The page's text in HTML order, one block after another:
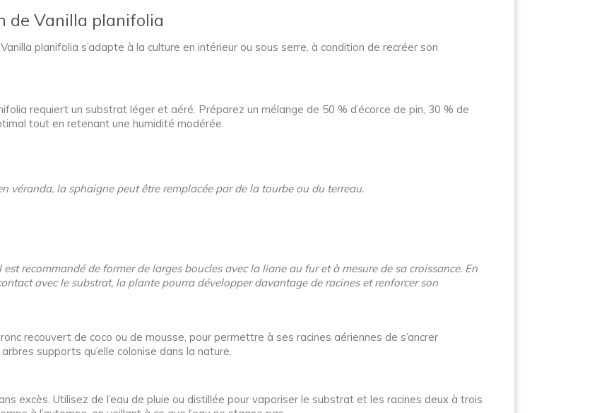
de Vanilla planifolia
planifolia s’adapte à la culture en intérieur ou sous serre, à condition de recréer son
requiert un substrat léger et aéré. Préparez un mélange de 50 % d’écorce de pin, 30 % de
tout en retenant une humidité modérée.
véranda, la sphaigne peut être remplacée par de la tourbe ou du terreau.
recommandé de former de larges boucles avec la liane au fur et à mesure de sa croissance. En
avec le substrat, la plante pourra développer davantage de racines et renforcer son
recouvert de coco ou de mousse, pour permettre à ses racines aériennes de s’ancrer
supports qu’elle colonise dans la nature.
excès. Utilisez de l’eau de pluie ou distillée pour vaporiser le substrat et les racines deux à trois